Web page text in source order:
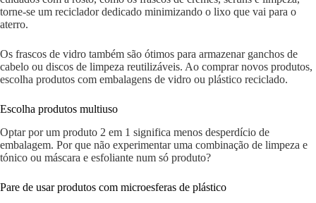
torne-se um reciclador dedicado minimizando o lixo que vai para o
aterro.
Os frascos de vidro também são ótimos para armazenar ganchos de
cabelo ou discos de limpeza reutilizáveis. Ao comprar novos produtos,
escolha produtos com embalagens de vidro ou plástico reciclado.
Escolha produtos multiuso
Optar por um produto 2 em 1 significa menos desperdício de
embalagem. Por que não experimentar uma combinação de limpeza e
tónico ou máscara e esfoliante num só produto?
Pare de usar produtos com microesferas de plástico